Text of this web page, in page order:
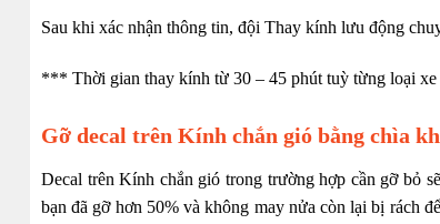
Sau khi xác nhận thông tin, đội Thay kính lưu động
*** Thời gian thay kính từ 30 – 45 phút tuỳ từng loại xe
Gỡ decal trên Kính chắn gió bằng chìa
Decal trên Kính chắn gió trong trường hợp cần gỡ bỏ
bạn đã gỡ hơn 50% và không may nửa còn lại bị rách